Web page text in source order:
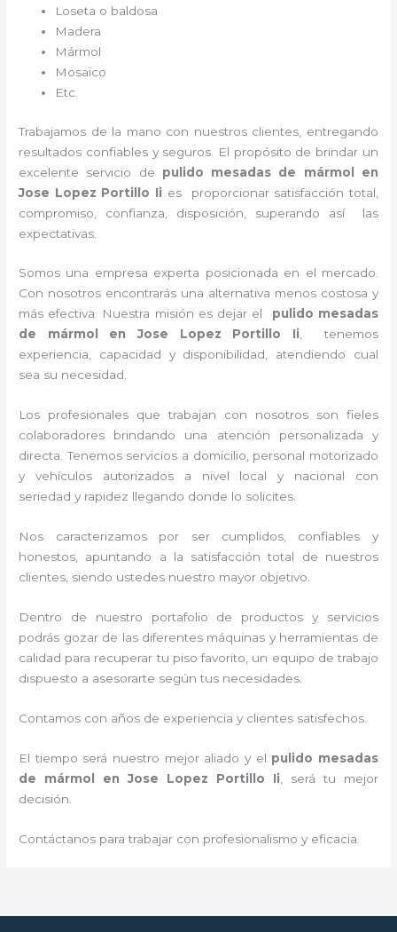
Loseta o baldosa
Madera
Mármol
Mosaico
Etc.
Trabajamos de la mano con nuestros clientes, entregando
resultados confiables y seguros. El propósito de brindar un
excelente servicio de pulido mesadas de mármol
en
Jose Lopez Portillo Ii es proporcionar satisfacción total,
compromiso, confianza, disposición, superando así las
expectativas.
Somos una empresa experta posicionada en el mercado.
Con nosotros encontrarás una alternativa menos costosa y
más efectiva. Nuestra misión es dejar el pulido mesadas
de mármol
en Jose Lopez Portillo Ii, tenemos
experiencia, capacidad y disponibilidad, atendiendo cual
sea su necesidad.
Los profesionales que trabajan con nosotros son fieles
colaboradores brindando una atención personalizada y
directa. Tenemos servicios a domicilio, personal motorizado
y vehículos autorizados a nivel local y nacional con
seriedad y rapidez llegando donde lo solicites.
Nos caracterizamos por ser cumplidos, confiables y
honestos, apuntando a la satisfacción total de nuestros
clientes, siendo ustedes nuestro mayor objetivo.
Dentro de nuestro portafolio de productos y servicios
podrás gozar de las diferentes máquinas y herramientas de
calidad para recuperar tu piso favorito, un equipo de trabajo
dispuesto a asesorarte según tus necesidades.
Contamos con años de experiencia y clientes satisfechos.
El tiempo será nuestro mejor aliado y el pulido mesadas
de mármol
en Jose Lopez Portillo Ii , será tu mejor
decisión.
Contáctanos para trabajar con profesionalismo y eficacia.